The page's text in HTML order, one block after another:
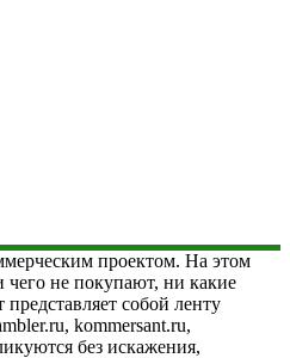
проектом. На этом
чего не покупают, ни какие
собой ленту
kommersant.ru,
без искажения,